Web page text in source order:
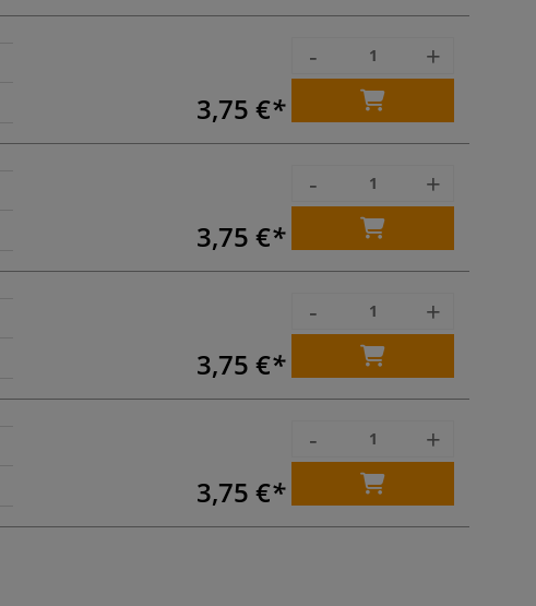
3,75 €
- +
3,75 €
- +
3,75 €
- +
3,75 €
- +